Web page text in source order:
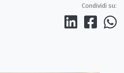
Condividi su: